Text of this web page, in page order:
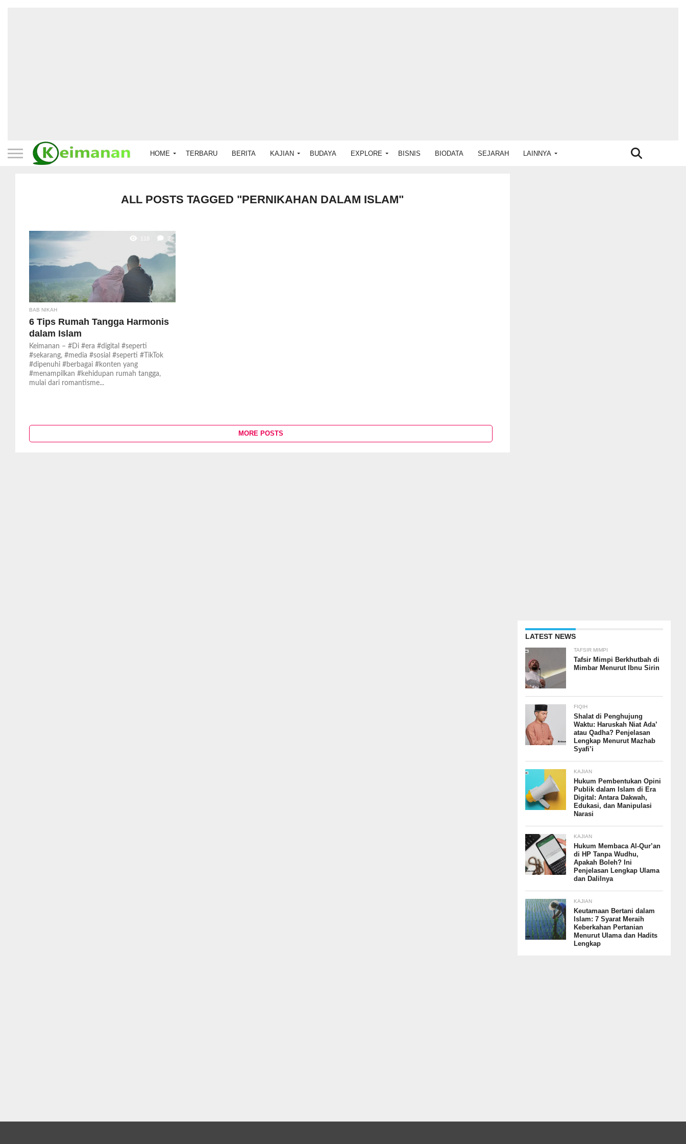
HOME TERBARU BERITA KAJIAN BUDAYA EXPLORE BISNIS BIODATA SEJARAH LAINNYA
ALL POSTS TAGGED "PERNIKAHAN DALAM ISLAM"
118 2
BAB NIKAH
6 Tips Rumah Tangga Harmonis
dalam Islam
Keimanan – #Di #era #digital #seperti
#sekarang, #media #sosial #seperti #TikTok
#dipenuhi #berbagai #konten yang
#menampilkan #kehidupan rumah tangga,
mulai dari romantisme...
MORE POSTS
LATEST NEWS
TAFSIR MIMPI
Tafsir Mimpi Berkhutbah di
Mimbar Menurut Ibnu Sirin
FIQIH
Shalat di Penghujung
Waktu: Haruskah Niat Ada’
atau Qadha? Penjelasan
Lengkap Menurut Mazhab
Syafi’i
KAJIAN
Hukum Pembentukan Opini
Publik dalam Islam di Era
Digital: Antara Dakwah,
Edukasi, dan Manipulasi
Narasi
KAJIAN
Hukum Membaca Al-Qur’an
di HP Tanpa Wudhu,
Apakah Boleh? Ini
Penjelasan Lengkap Ulama
dan Dalilnya
KAJIAN
Keutamaan Bertani dalam
Islam: 7 Syarat Meraih
Keberkahan Pertanian
Menurut Ulama dan Hadits
Lengkap